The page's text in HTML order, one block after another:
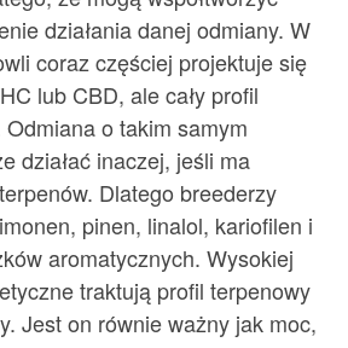
działania danej odmiany. W
coraz częściej projektuje się
lub CBD, ale cały profil
o takim samym
działać inaczej, jeśli ma
Dlatego breederzy
pinen, linalol, kariofilen i
aromatycznych. Wysokiej
traktują profil terpenowy
Jest on równie ważny jak moc,